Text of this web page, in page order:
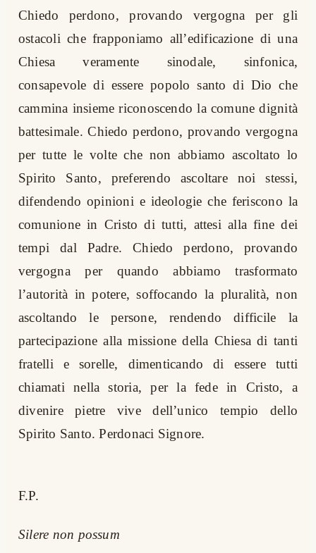
Chiedo perdono, provando vergogna per gli
ostacoli che frapponiamo all’edificazione di una
Chiesa veramente sinodale, sinfonica,
consapevole di essere popolo santo di Dio che
cammina insieme riconoscendo la comune dignità
battesimale. Chiedo perdono, provando vergogna
per tutte le volte che non abbiamo ascoltato lo
Spirito Santo, preferendo ascoltare noi stessi,
difendendo opinioni e ideologie che feriscono la
comunione in Cristo di tutti, attesi alla fine dei
tempi dal Padre. Chiedo perdono, provando
vergogna per quando abbiamo trasformato
l’autorità in potere, soffocando la pluralità, non
ascoltando le persone, rendendo difficile la
partecipazione alla missione della Chiesa di tanti
fratelli e sorelle, dimenticando di essere tutti
chiamati nella storia, per la fede in Cristo, a
divenire pietre vive dell’unico tempio dello
Spirito Santo. Perdonaci Signore.
F.P.
Silere non possum